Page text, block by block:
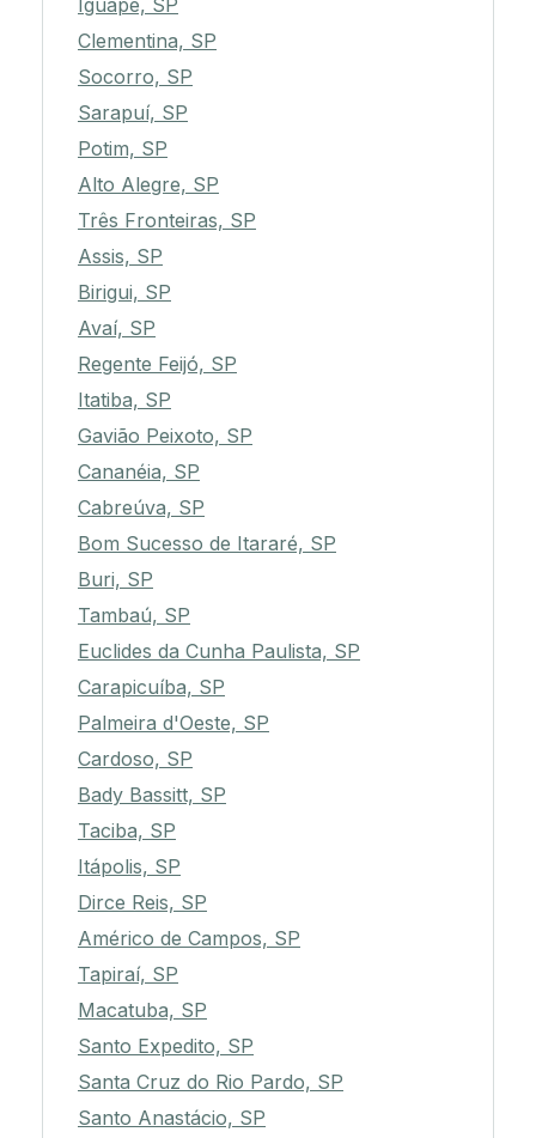
Iguape, SP
Clementina, SP
Socorro, SP
Sarapuí, SP
Potim, SP
Alto Alegre, SP
Três Fronteiras, SP
Assis, SP
Birigui, SP
Avaí, SP
Regente Feijó, SP
Itatiba, SP
Gavião Peixoto, SP
Cananéia, SP
Cabreúva, SP
Bom Sucesso de Itararé, SP
Buri, SP
Tambaú, SP
Euclides da Cunha Paulista, SP
Carapicuíba, SP
Palmeira d'Oeste, SP
Cardoso, SP
Bady Bassitt, SP
Taciba, SP
Itápolis, SP
Dirce Reis, SP
Américo de Campos, SP
Tapiraí, SP
Macatuba, SP
Santo Expedito, SP
Santa Cruz do Rio Pardo, SP
Santo Anastácio, SP